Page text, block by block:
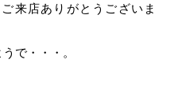
来店ありがとうございま
で・・・。